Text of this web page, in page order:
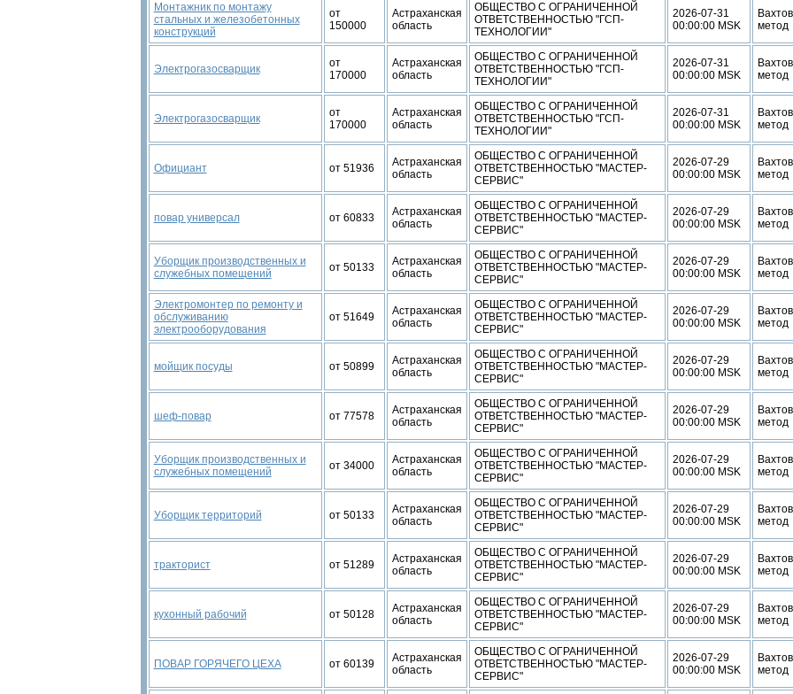
Монтажник по монтажу
стальных и железобетонных
конструкций
от
150000
Астраханская
область
ОБЩЕСТВО С ОГРАНИЧЕННОЙ
ОТВЕТСТВЕННОСТЬЮ "ГСП-
ТЕХНОЛОГИИ"
2026-07-31
00:00:00 MSK
метод
Электрогазосварщик
от
170000
Астраханская
область
ОБЩЕСТВО С ОГРАНИЧЕННОЙ
ОТВЕТСТВЕННОСТЬЮ "ГСП-
ТЕХНОЛОГИИ"
2026-07-31
00:00:00 MSK
метод
Электрогазосварщик
от
170000
Астраханская
область
ОБЩЕСТВО С ОГРАНИЧЕННОЙ
ОТВЕТСТВЕННОСТЬЮ "ГСП-
ТЕХНОЛОГИИ"
2026-07-31
00:00:00 MSK
метод
Официант от 51936
Астраханская
область
ОБЩЕСТВО С ОГРАНИЧЕННОЙ
ОТВЕТСТВЕННОСТЬЮ "МАСТЕР-
СЕРВИС"
2026-07-29
00:00:00 MSK
метод
повар универсал от 60833
Астраханская
область
ОБЩЕСТВО С ОГРАНИЧЕННОЙ
ОТВЕТСТВЕННОСТЬЮ "МАСТЕР-
СЕРВИС"
2026-07-29
00:00:00 MSK
метод
Уборщик производственных и
служебных помещений
от 50133
Астраханская
область
ОБЩЕСТВО С ОГРАНИЧЕННОЙ
ОТВЕТСТВЕННОСТЬЮ "МАСТЕР-
СЕРВИС"
2026-07-29
00:00:00 MSK
метод
Электромонтер по ремонту и
обслуживанию
электрооборудования
от 51649
Астраханская
область
ОБЩЕСТВО С ОГРАНИЧЕННОЙ
ОТВЕТСТВЕННОСТЬЮ "МАСТЕР-
СЕРВИС"
2026-07-29
00:00:00 MSK
метод
мойщик посуды от 50899
Астраханская
область
ОБЩЕСТВО С ОГРАНИЧЕННОЙ
ОТВЕТСТВЕННОСТЬЮ "МАСТЕР-
СЕРВИС"
2026-07-29
00:00:00 MSK
метод
шеф-повар от 77578
Астраханская
область
ОБЩЕСТВО С ОГРАНИЧЕННОЙ
ОТВЕТСТВЕННОСТЬЮ "МАСТЕР-
СЕРВИС"
2026-07-29
00:00:00 MSK
метод
Уборщик производственных и
служебных помещений
от 34000
Астраханская
область
ОБЩЕСТВО С ОГРАНИЧЕННОЙ
ОТВЕТСТВЕННОСТЬЮ "МАСТЕР-
СЕРВИС"
2026-07-29
00:00:00 MSK
метод
Уборщик территорий от 50133
Астраханская
область
ОБЩЕСТВО С ОГРАНИЧЕННОЙ
ОТВЕТСТВЕННОСТЬЮ "МАСТЕР-
СЕРВИС"
2026-07-29
00:00:00 MSK
метод
тракторист от 51289
Астраханская
область
ОБЩЕСТВО С ОГРАНИЧЕННОЙ
ОТВЕТСТВЕННОСТЬЮ "МАСТЕР-
СЕРВИС"
2026-07-29
00:00:00 MSK
метод
кухонный рабочий от 50128
Астраханская
область
ОБЩЕСТВО С ОГРАНИЧЕННОЙ
ОТВЕТСТВЕННОСТЬЮ "МАСТЕР-
СЕРВИС"
2026-07-29
00:00:00 MSK
метод
ПОВАР ГОРЯЧЕГО ЦЕХА от 60139
Астраханская
область
ОБЩЕСТВО С ОГРАНИЧЕННОЙ
ОТВЕТСТВЕННОСТЬЮ "МАСТЕР-
СЕРВИС"
2026-07-29
00:00:00 MSK
метод